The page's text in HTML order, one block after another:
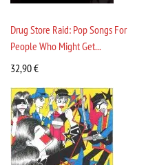
Drug Store Raid: Pop Songs For
People Who Might Get...
32,90€